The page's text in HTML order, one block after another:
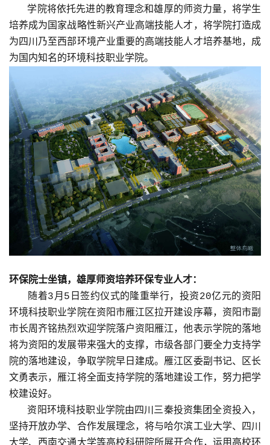
学院将依托先进的教育理念和雄厚的师资力量，将学生
培养成为国家战略性新兴产业高端技能人才，将学院打造成
为四川乃至西部环境产业重要的高端技能人才培养基地，成
为国内知名的环境科技职业学院。
环保院士坐镇， 雄厚师资培养环保专业人才：
随着3月5日签约仪式的隆重举行，投资20亿元的资阳
环境科技职业学院在资阳市雁江区拉开建设序幕，资阳市副
市长周齐铭热烈欢迎学院落户资阳雁江，他表示学院的落地
将为资阳的发展带来强大的支撑，市级各部门要全力支持学
院的落地建设，争取学院早日建成。雁江区委副书记、区长
文勇表示，雁江将全面支持学院的落地建设工作，努力把学
校建设好。
资阳环境科技职业学院由四川三秦投资集团全资投入，
坚持开放办学、合作发展理念，将与哈尔滨工业大学、四川